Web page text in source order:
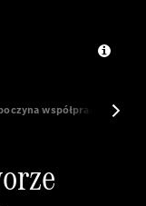
współpracę z